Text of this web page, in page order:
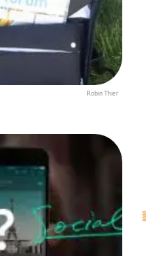
Robin Thier